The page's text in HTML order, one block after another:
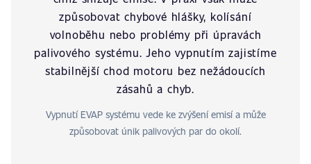
způsobovat chybové hlášky, kolísání
volnoběhu nebo problémy při úpravách
palivového systému. Jeho vypnutím zajistíme
stabilnější chod motoru bez nežádoucích
zásahů a chyb.
Vypnutí EVAP systému vede ke zvýšení emisí a může
způsobovat únik palivových par do okolí.